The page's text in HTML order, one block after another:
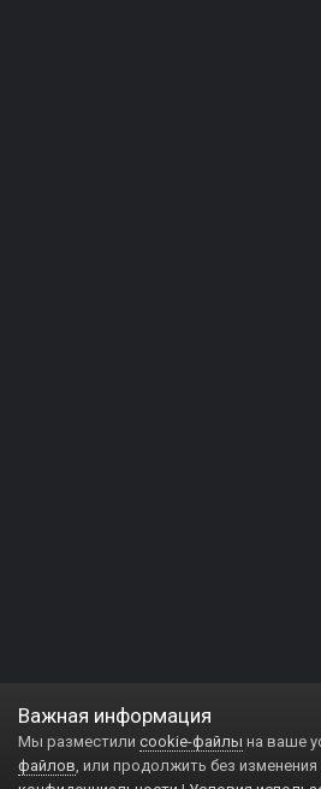
Важная информация
Мы разместили cookie-файлы на ваше
файлов, или продолжить без